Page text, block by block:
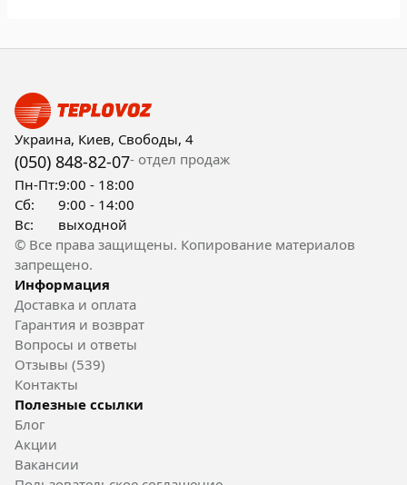
Украина, Киев, Свободы, 4
(050) 848-82-07- отдел продаж
Пн-Пт:9:00 - 18:00
Сб:
9:00 - 14:00
Вс:
выходной
© Все права защищены. Копирование материалов
запрещено.
Информация
Доставка и оплата
Гарантия и возврат
Вопросы и ответы
Отзывы (539)
Контакты
Полезные ссылки
Блог
Акции
Вакансии